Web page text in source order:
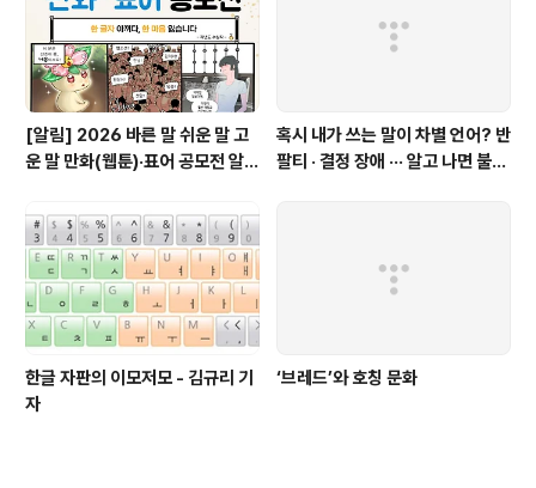
[알림] 2026 바른 말 쉬운 말 고
운 말 만화(웹툰)·표어 공모전 알림
혹시 내가 쓰는 말이 차별 언어? 반
팔티 · 결정 장애 ··· 알고 나면 불편
한글 자판의 이모저모 - 김규리 기
자
‘브레드’와 호칭 문화